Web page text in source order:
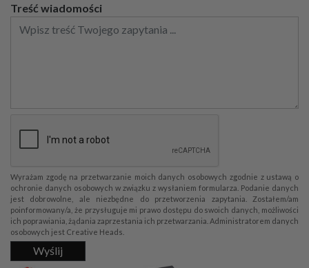
Treść wiadomości
Wyrażam zgodę na przetwarzanie moich danych osobowych zgodnie z ustawą o
ochronie danych osobowych w związku z wysłaniem formularza. Podanie danych
jest dobrowolne, ale niezbędne do przetworzenia zapytania. Zostałem/am
poinformowany/a, że przysługuje mi prawo dostępu do swoich danych, możliwości
ich poprawiania, żądania zaprzestania ich przetwarzania. Administratorem danych
osobowych jest Creative Heads.
Wyślij